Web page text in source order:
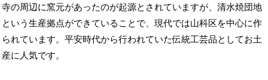
寺の周辺に窯元があったのが起源とされていますが、清水焼団地
という生産拠点ができていることで、現代では山科区を中心に作
られています。平安時代から行われていた伝統工芸品としてお土
産に人気です。